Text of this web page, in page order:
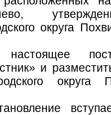
округа
и
округа